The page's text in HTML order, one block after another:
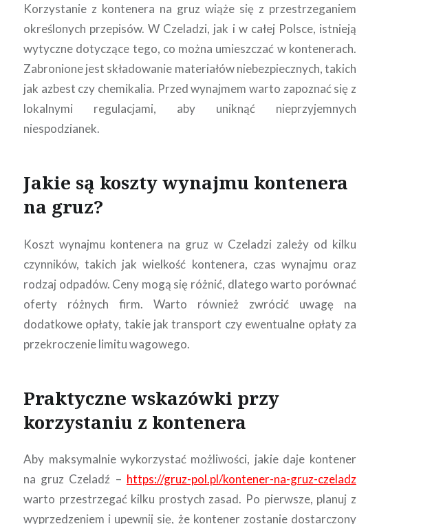
Korzystanie z kontenera na gruz wiąże się z przestrzeganiem
określonych przepisów. W Czeladzi, jak i w całej Polsce, istnieją
wytyczne dotyczące tego, co można umieszczać w kontenerach.
Zabronione jest składowanie materiałów niebezpiecznych, takich
jak azbest czy chemikalia. Przed wynajmem warto zapoznać się z
lokalnymi regulacjami, aby uniknąć nieprzyjemnych
niespodzianek.
Jakie są koszty wynajmu kontenera
na gruz?
Koszt wynajmu kontenera na gruz w Czeladzi zależy od kilku
czynników, takich jak wielkość kontenera, czas wynajmu oraz
rodzaj odpadów. Ceny mogą się różnić, dlatego warto porównać
oferty różnych firm. Warto również zwrócić uwagę na
dodatkowe opłaty, takie jak transport czy ewentualne opłaty za
przekroczenie limitu wagowego.
Praktyczne wskazówki przy
korzystaniu z kontenera
Aby maksymalnie wykorzystać możliwości, jakie daje kontener
na gruz Czeladź – https://gruz-pol.pl/kontener-na-gruz-czeladz
warto przestrzegać kilku prostych zasad. Po pierwsze, planuj z
wyprzedzeniem i upewnij się, że kontener zostanie dostarczony